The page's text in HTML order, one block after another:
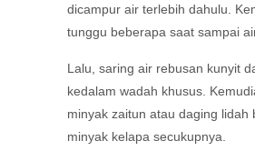
dicampur air terlebih dahulu.
tunggu beberapa saat sampai
Lalu, saring air rebusan kunyit
kedalam wadah khusus.
minyak zaitun atau daging lidah
minyak kelapa secukupnya.